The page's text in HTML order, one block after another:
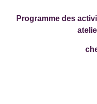
Programme des